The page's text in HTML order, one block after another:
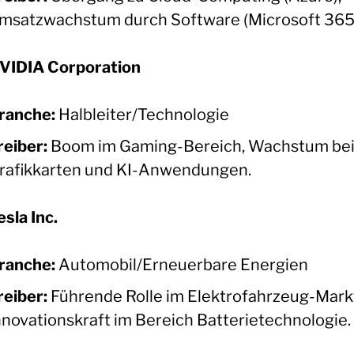
durch Software (Microsoft
Corporation
Halbleiter/Technologie
Boom im Gaming-Bereich, Wachstum bei
und KI-Anwendungen.
Inc.
Automobil/Erneuerbare Energien
Führende Rolle im Elektrofahrzeug-
im Bereich Batterietechnologie.